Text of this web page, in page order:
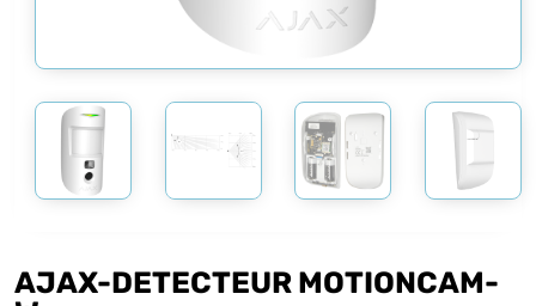
AJAX-DETECTEUR MOTIONCAM-